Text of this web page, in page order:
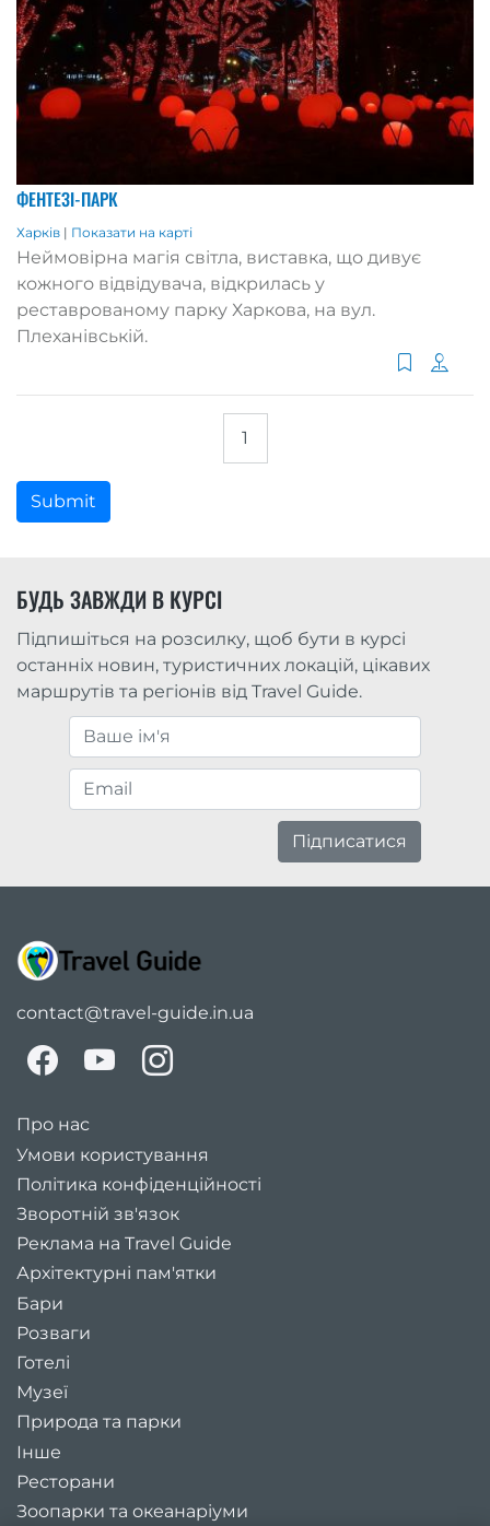
ФЕНТЕЗІ-ПАРК
Харків | Показати на карті
Неймовірна магія світла, виставка, що дивує
кожного відвідувача, відкрилась у
реставрованому парку Харкова, на вул.
Плеханівській.
1
Submit
БУДЬ ЗАВЖДИ В КУРСІ
Підпишіться на розсилку, щоб бути в курсі
останніх новин, туристичних локацій, цікавих
маршрутів та регіонів від Travel Guide.
Підписатися
contact@travel-guide.in.ua
Про нас
Умови користування
Політика конфіденційності
Зворотній зв'язок
Реклама на Travel Guide
Архітектурні пам'ятки
Бари
Розваги
Готелі
Музеї
Природа та парки
Інше
Ресторани
Зоопарки та океанаріуми